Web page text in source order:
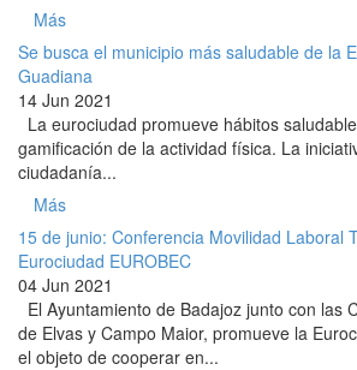
Más
Se busca el municipio más saludable de la
Guadiana
14 Jun 2021
La eurociudad promueve hábitos
gamificación de la actividad física. La
ciudadanía...
Más
15 de junio: Conferencia Movilidad Laboral
Eurociudad EUROBEC
04 Jun 2021
El Ayuntamiento de Badajoz junto con las
de Elvas y Campo Maior, promueve la
el objeto de cooperar en...